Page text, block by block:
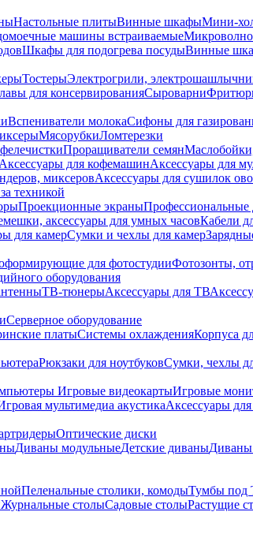
Настольные плитыВинные шкафыМини-
машины встраиваемые
Шкафы для подогрева посудыВинные
ТостерыЭлектрогрили,
для консервированияСыроварни
Вспениватели молокаСифоны для
МясорубкиЛомтерезки
Проращиватели семян
Аксессуары для кофемашинАксессуары для
миксеровАксессуары для сушилок
техникой
Проекционные экраныПрофессиональные
аксессуары для умных часовКабели
для камерСумки и чехлы для камер
для фотостудииФотозонты,
оборудования
ТВ-тюнерыАксессуары для ТВ
Серверное оборудование
платыСистемы охлажденияКорпуса
Рюкзаки для ноутбуковСумки, чехлы
Игровые видеокартыИгровые
мультимедиа акустикаАксессуары
Оптические диски
Диваны модульныеДетские диваныДиваны
Пеленальные столики, комодыТумбы под
Журнальные столыСадовые столыРастущие